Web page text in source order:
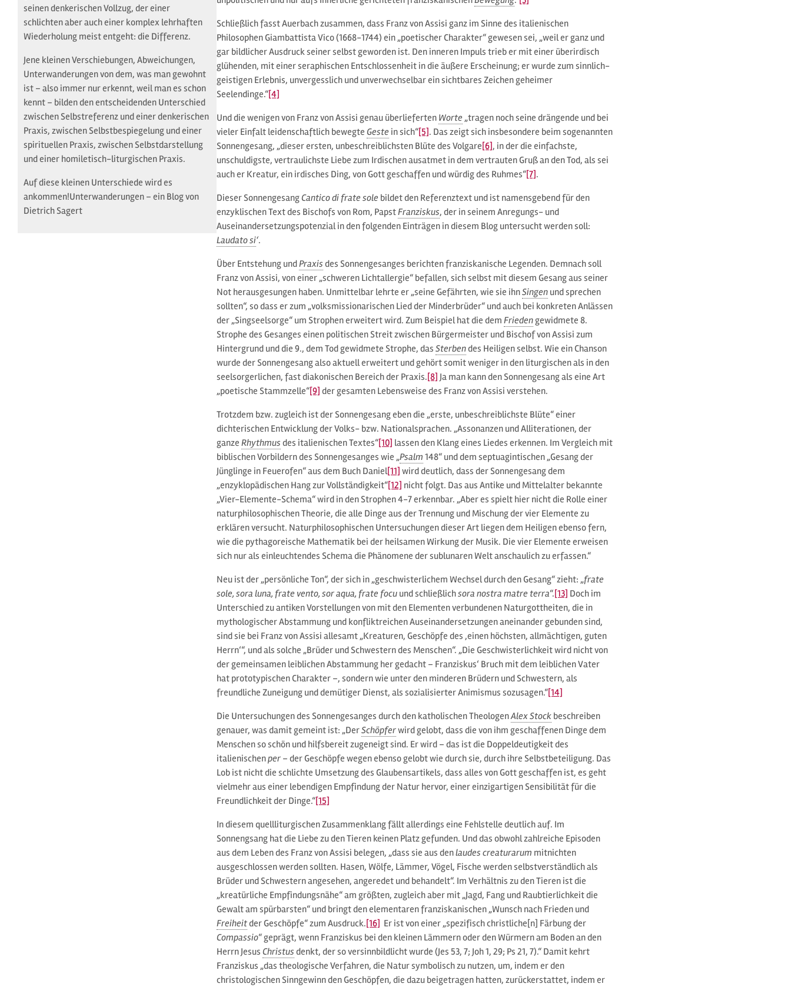
seinen denkerischen Vollzug, der einer
schlichten aber auch einer komplex lehrhaften
Wiederholung meist entgeht: die Differenz.
Jene kleinen Verschiebungen, Abweichungen,
Unterwanderungen von dem, was man gewohnt
ist – also immer nur erkennt, weil man es schon
kennt – bilden den entscheidenden Unterschied
zwischen Selbstreferenz und einer denkerischen
Praxis, zwischen Selbstbespiegelung und einer
spirituellen Praxis, zwischen Selbstdarstellung
und einer homiletisch-liturgischen Praxis.
Auf diese kleinen Unterschiede wird es
ankommen!Unterwanderungen – ein Blog von
Dietrich Sagert
Schließlich fasst Auerbach zusammen, dass Franz von Assisi ganz im Sinne des italienischen
Philosophen Giambattista Vico (1668-1744) ein „poetischer Charakter“ gewesen sei, „weil er ganz und
gar bildlicher Ausdruck seiner selbst geworden ist. Den inneren Impuls trieb er mit einer überirdisch
glühenden, mit einer seraphischen Entschlossenheit in die äußere Erscheinung; er wurde zum sinnlich-
geistigen Erlebnis, unvergesslich und unverwechselbar ein sichtbares Zeichen geheimer
Seelendinge.“[4]
Und die wenigen von Franz von Assisi genau überlieferten Worte „tragen noch seine drängende und bei
vieler Einfalt leidenschaftlich bewegte Geste in sich“[5]. Das zeigt sich insbesondere beim sogenannten
Sonnengesang, „dieser ersten, unbeschreiblichsten Blüte des Volgare[6], in der die einfachste,
unschuldigste, vertraulichste Liebe zum Irdischen ausatmet in dem vertrauten Gruß an den Tod, als sei
auch er Kreatur, ein irdisches Ding, von Gott geschaffen und würdig des Ruhmes“[7].
Dieser SonnengesangCantico di frate sole bildet den Referenztext und ist namensgebend für den
enzyklischen Text des Bischofs von Rom, PapstFranziskus, der in seinem Anregungs- und
Auseinandersetzungspotenzial in den folgenden Einträgen in diesem Blog untersucht werden soll:
Laudato si‘.
Über Entstehung undPraxis des Sonnengesanges berichten franziskanische Legenden. Demnach soll
Franz von Assisi, von einer „schweren Lichtallergie“ befallen, sich selbst mit diesem Gesang aus seiner
Not herausgesungen haben. Unmittelbar lehrte er „seine Gefährten, wie sie ihnSingenund sprechen
sollten“, so dass er zum „volksmissionarischen Lied der Minderbrüder“ und auch bei konkreten Anlässen
der „Singseelsorge“ um Strophen erweitert wird. Zum Beispiel hat die dem Friedengewidmete 8.
Strophe des Gesanges einen politischen Streit zwischen Bürgermeister und Bischof von Assisi zum
Hintergrund und die 9., dem Tod gewidmete Strophe, das Sterbendes Heiligen selbst. Wie ein Chanson
wurde der Sonnengesang also aktuell erweitert und gehört somit weniger in den liturgischen als in den
seelsorgerlichen, fast diakonischen Bereich der Praxis.[8] Ja man kann den Sonnengesang als eine Art
„poetische Stammzelle“[9] der gesamten Lebensweise des Franz von Assisi verstehen.
Trotzdem bzw. zugleich ist der Sonnengesang eben die „erste, unbeschreiblichste Blüte“ einer
dichterischen Entwicklung der Volks- bzw. Nationalsprachen. „Assonanzen und Alliterationen, der
ganze Rhythmus des italienischen Textes“[10] lassen den Klang eines Liedes erkennen. Im Vergleich mit
biblischen Vorbildern des Sonnengesanges wie „Psalm 148“ und dem septuagintischen „Gesang der
Jünglinge in Feuerofen“ aus dem Buch Daniel[11] wird deutlich, dass der Sonnengesang dem
„enzyklopädischen Hang zur Vollständigkeit“[12] nicht folgt. Das aus Antike und Mittelalter bekannte
„Vier-Elemente-Schema“ wird in den Strophen 4-7 erkennbar. „Aber es spielt hier nicht die Rolle einer
naturphilosophischen Theorie, die alle Dinge aus der Trennung und Mischung der vier Elemente zu
erklären versucht. Naturphilosophischen Untersuchungen dieser Art liegen dem Heiligen ebenso fern,
wie die pythagoreische Mathematik bei der heilsamen Wirkung der Musik. Die vier Elemente erweisen
sich nur als einleuchtendes Schema die Phänomene der sublunaren Welt anschaulich zu erfassen.“
Neu ist der „persönliche Ton“, der sich in „geschwisterlichem Wechsel durch den Gesang“ zieht: „frate
sole, sora luna, frate vento, sor aqua, frate focuund schließlichsora nostra matre terra“.[13] Doch im
Unterschied zu antiken Vorstellungen von mit den Elementen verbundenen Naturgottheiten, die in
mythologischer Abstammung und konfliktreichen Auseinandersetzungen aneinander gebunden sind,
sind sie bei Franz von Assisi allesamt „Kreaturen, Geschöpfe des ‚einen höchsten, allmächtigen, guten
Herrn‘“, und als solche „Brüder und Schwestern des Menschen“. „Die Geschwisterlichkeit wird nicht von
der gemeinsamen leiblichen Abstammung her gedacht – Franziskus‘ Bruch mit dem leiblichen Vater
hat prototypischen Charakter –, sondern wie unter den minderen Brüdern und Schwestern, als
freundliche Zuneigung und demütiger Dienst, als sozialisierter Animismus sozusagen.“[14]
Die Untersuchungen des Sonnengesanges durch den katholischen TheologenAlex Stockbeschreiben
genauer, was damit gemeint ist: „DerSchöpferwird gelobt, dass die von ihm geschaffenen Dinge dem
Menschen so schön und hilfsbereit zugeneigt sind. Er wird – das ist die Doppeldeutigkeit des
italienischenper– der Geschöpfe wegen ebenso gelobt wie durch sie, durch ihre Selbstbeteiligung. Das
Lob ist nicht die schlichte Umsetzung des Glaubensartikels, dass alles von Gott geschaffen ist, es geht
vielmehr aus einer lebendigen Empfindung der Natur hervor, einer einzigartigen Sensibilität für die
Freundlichkeit der Dinge.“[15]
In diesem quellliturgischen Zusammenklang fällt allerdings eine Fehlstelle deutlich auf. Im
Sonnengsang hat die Liebe zu den Tieren keinen Platz gefunden. Und das obwohl zahlreiche Episoden
aus dem Leben des Franz von Assisi belegen, „dass sie aus denlaudes creaturarum mitnichten
ausgeschlossen werden sollten. Hasen, Wölfe, Lämmer, Vögel, Fische werden selbstverständlich als
Brüder und Schwestern angesehen, angeredet und behandelt“. Im Verhältnis zu den Tieren ist die
„kreatürliche Empfindungsnähe“ am größten, zugleich aber mit „Jagd, Fang und Raubtierlichkeit die
Gewalt am spürbarsten“ und bringt den elementaren franziskanischen „Wunsch nach Frieden und
Freiheitder Geschöpfe“ zum Ausdruck.[16] Er ist von einer „spezifisch christliche[n] Färbung der
Compassio“ geprägt, wenn Franziskus bei den kleinen Lämmern oder den Würmern am Boden an den
Herrn Jesus Christus denkt, der so versinnbildlicht wurde (Jes 53, 7; Joh 1, 29; Ps 21, 7).“ Damit kehrt
Franziskus „das theologische Verfahren, die Natur symbolisch zu nutzen, um, indem er den
christologischen Sinngewinn den Geschöpfen, die dazu beigetragen hatten, zurückerstattet, indem er